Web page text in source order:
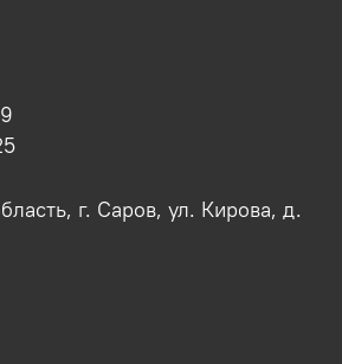
г. Саров, ул. Кирова, д.